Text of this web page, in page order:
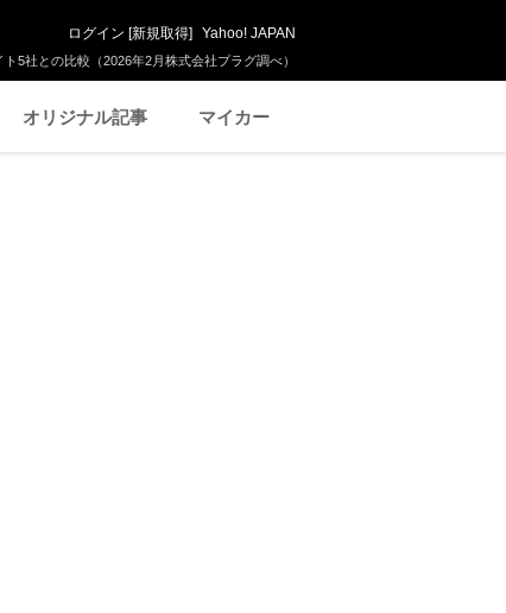
5社との比較（2026年2月株式会社プラグ調べ）
ログイン [新規取得] Yahoo! JAPAN
オリジナル記事 マイカー